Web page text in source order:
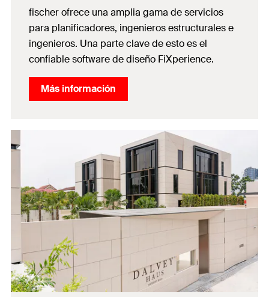
fischer ofrece una amplia gama de servicios
para planificadores, ingenieros estructurales e
ingenieros. Una parte clave de esto es el
confiable software de diseño FiXperience.
Más información